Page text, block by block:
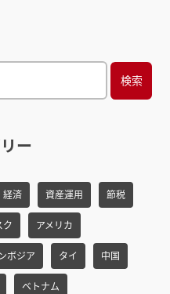
ー
経済 資産運用 節税
ク アメリカ
ボジア タイ 中国
ベトナム